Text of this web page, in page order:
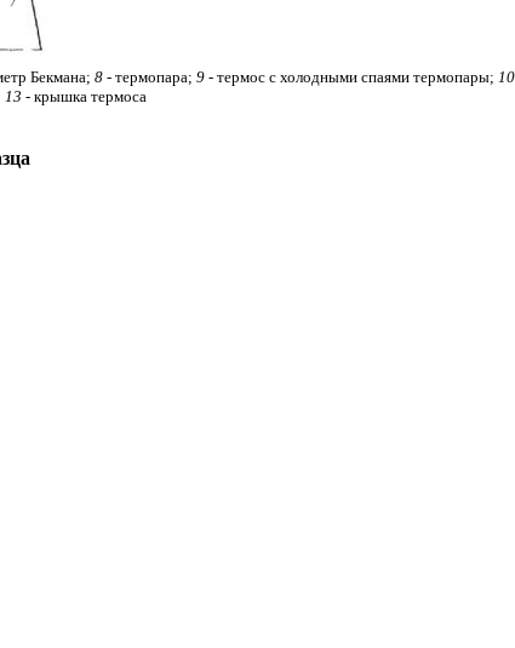
Бекмана; 8 - термопара; 9 - термос с холодными спаями термопары; 10
13 - крышка термоса